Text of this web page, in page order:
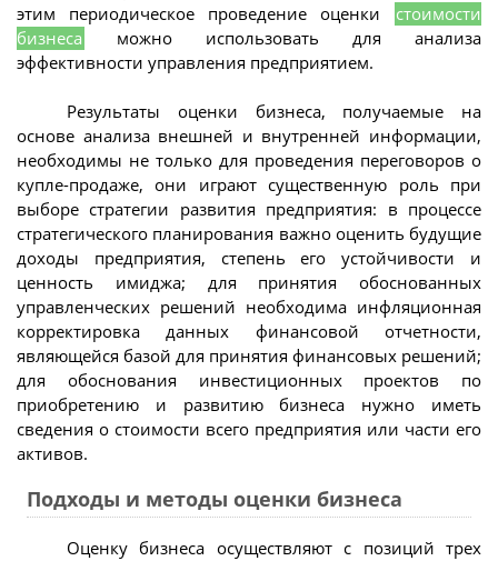
этим периодическое проведение оценки
стоимости
бизнеса
можно использовать для анализа
эффективности управления предприятием.
Результаты оценки бизнеса, получаемые на
основе анализа внешней и внутренней информации,
необходимы не только для проведения переговоров о
купле-продаже, они играют существенную роль при
выборе стратегии развития предприятия: в процессе
стратегического планирования важно оценить будущие
доходы предприятия, степень его устойчивости и
ценность имиджа; для принятия обоснованных
управленческих решений необходима инфляционная
корректировка данных финансовой отчетности,
являющейся базой для принятия финансовых решений;
для обоснования инвестиционных проектов по
приобретению и развитию бизнеса нужно иметь
сведения о стоимости всего предприятия или части его
активов.
Подходы и методы оценки бизнеса
Оценку бизнеса осуществляют с позиций трех